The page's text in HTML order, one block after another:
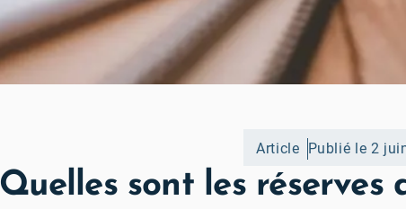
Article Publié le 2
Quelles sont les réserves